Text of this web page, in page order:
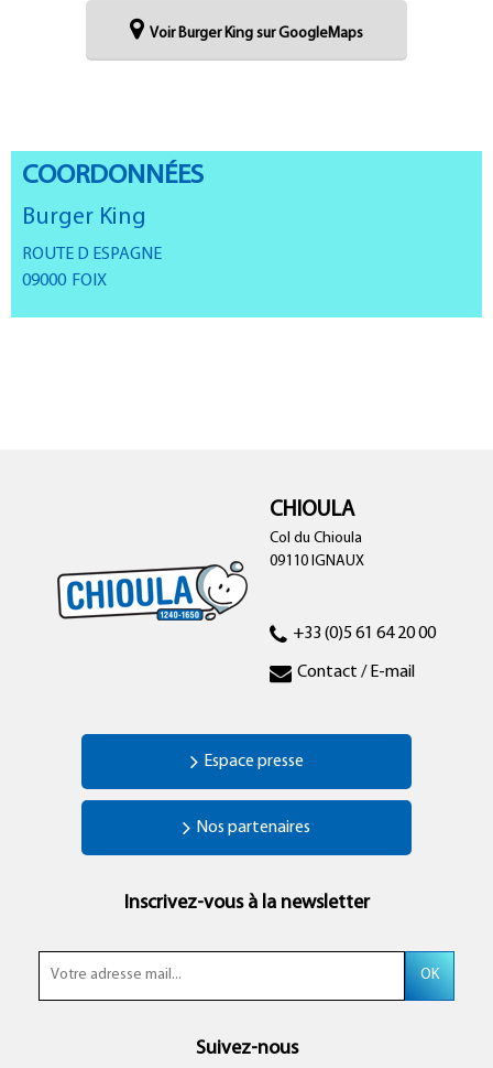
Voir Burger King sur GoogleMaps
COORDONNÉES
Burger King
ROUTE D ESPAGNE
09000 FOIX
CHIOULA
Col du Chioula
09110 IGNAUX
+33 (0)5 61 64 20 00
Contact / E-mail
Espace presse
Nos partenaires
Inscrivez-vous à la newsletter
Suivez-nous